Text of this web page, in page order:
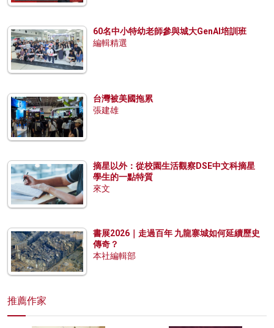
60名中小特幼老師參與城大GenAI培訓班
編輯精選
台灣被美國拖累
張建雄
摘星以外：從校園生活觀察DSE中文科摘星
學生的一點特質
來文
書展2026｜走過百年 九龍寨城如何延續歷史
傳奇？
本社編輯部
推薦作家